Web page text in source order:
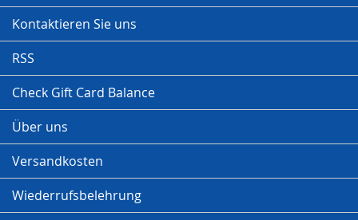
Kontaktieren Sie uns
RSS
Check Gift Card Balance
Über uns
Versandkosten
Wiederrufsbelehrung